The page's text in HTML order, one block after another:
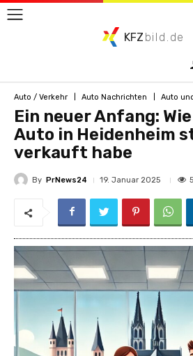
KFZ bild.de
Auto / Verkehr Auto Nachrichten Auto
Ein neuer Anfang:
Auto in Heidenheim
verkauft habe
By PrNews24 19. Januar 2025